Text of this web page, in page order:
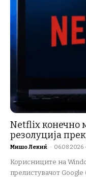
Netflix конечно
резолуција
Мишо Лекиќ - 06.08.2026
Корисниците на
прелистувачот